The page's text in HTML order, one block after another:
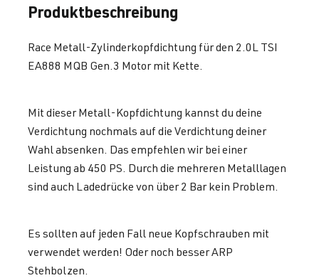
Produktbeschreibung
Race Metall-Zylinderkopfdichtung für den 2.0L TSI
EA888 MQB Gen.3 Motor mit Kette.
Mit dieser Metall-Kopfdichtung kannst du deine
Verdichtung nochmals auf die Verdichtung deiner
Wahl absenken. Das empfehlen wir bei einer
Leistung ab 450 PS. Durch die mehreren Metalllagen
sind auch Ladedrücke von über 2 Bar kein Problem.
Es sollten auf jeden Fall neue Kopfschrauben mit
verwendet werden! Oder noch besser ARP
Stehbolzen.